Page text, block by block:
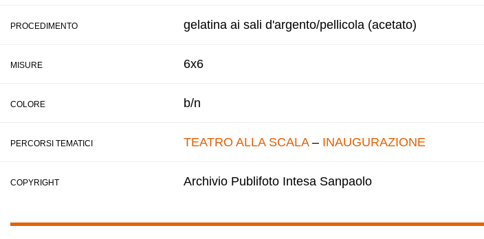
PROCEDIMENTO gelatina ai sali d'argento/pellicola (acetato)
MISURE 6x6
COLORE b/n
PERCORSI TEMATICI TEATRO ALLA SCALA– INAUGURAZIONE
COPYRIGHT Archivio Publifoto Intesa Sanpaolo